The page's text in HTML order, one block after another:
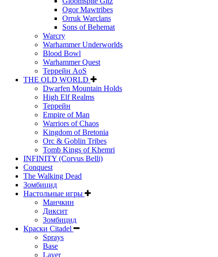
Ogor Mawtribes
Orruk Warclans
Sons of Behemat
Warcry
Warhammer Underworlds
Blood Bowl
Warhammer Quest
Террейн AoS
THE OLD WORLD
Dwarfen Mountain Holds
High Elf Realms
Террейн
Empire of Man
Warriors of Chaos
Kingdom of Bretonia
Orc & Goblin Tribes
Tomb Kings of Khemri
INFINITY (Corvus Belli)
Conquest
The Walking Dead
Зомбицид
Настольные игры
Манчкин
Диксит
Зомбицид
Краски Citadel
Sprays
Base
Layer